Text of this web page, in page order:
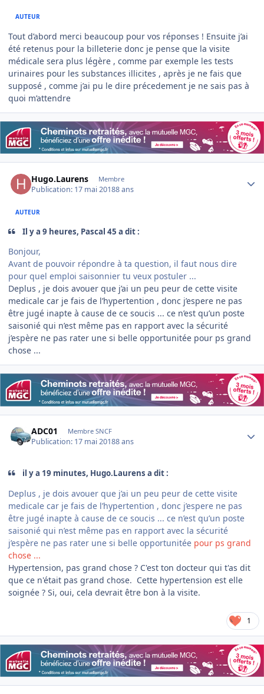
AUTEUR
Tout d’abord merci beaucoup pour vos réponses ! Ensuite j’ai
été retenus pour la billeterie donc je pense que la visite
médicale sera plus légère , comme par exemple les tests
urinaires pour les substances illicites , après je ne fais que
supposé , comme j’ai pu le dire précedement je ne sais pas à
quoi m’attendre
Hugo.Laurens Membre
Publication: 17 mai 20188 ans
AUTEUR
Il y a 9 heures, Pascal 45 a dit :
Bonjour,
Avant de pouvoir répondre à ta question, il faut nous dire
pour quel emploi saisonnier tu veux postuler ...
Deplus , je dois avouer que j’ai un peu peur de cette visite
medicale car je fais de l’hypertention , donc j’espere ne pas
être jugé inapte à cause de ce soucis ... ce n’est qu’un poste
saisonié qui n’est même pas en rapport avec la sécurité
j’espère ne pas rater une si belle opportunitée pour ps grand
chose ...
ADC01 Membre SNCF
Publication: 17 mai 20188 ans
il y a 19 minutes, Hugo.Laurens a dit :
Deplus , je dois avouer que j’ai un peu peur de cette visite
medicale car je fais de l’hypertention , donc j’espere ne pas
être jugé inapte à cause de ce soucis ... ce n’est qu’un poste
saisonié qui n’est même pas en rapport avec la sécurité
j’espère ne pas rater une si belle opportunitée pour ps grand
chose ...
Hypertension, pas grand chose ? C'est ton docteur qui t'as dit
que ce n'était pas grand chose. Cette hypertension est elle
soignée ? Si, oui, cela devrait être bon à la visite.
1